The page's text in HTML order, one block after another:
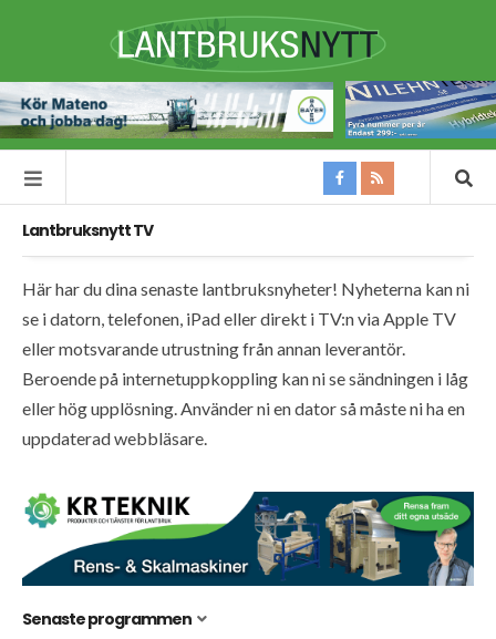
Lantbruksnytt TV
Här har du dina senaste lantbruksnyheter! Nyheterna kan ni
se i datorn, telefonen, iPad eller direkt i TV:n via Apple TV
eller motsvarande utrustning från annan leverantör.
Beroende på internetuppkoppling kan ni se sändningen i låg
eller hög upplösning. Använder ni en dator så måste ni ha en
uppdaterad webbläsare.
Senaste programmen